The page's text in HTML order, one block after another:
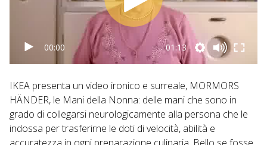
00:00 01:13
IKEA presenta un video ironico e surreale, MORMORS
HÄNDER, le Mani della Nonna: delle mani che sono in
grado di collegarsi neurologicamente alla persona che le
indossa per trasferirne le doti di velocità, abilità e